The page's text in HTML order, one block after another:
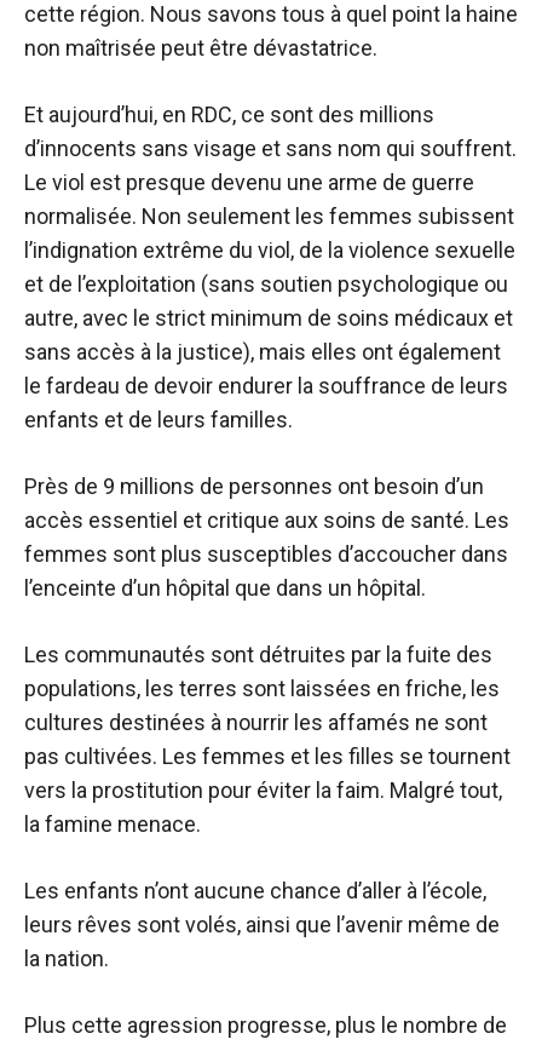
cette région. Nous savons tous à quel point la haine
non maîtrisée peut être dévastatrice.
Et aujourd’hui, en RDC, ce sont des millions
d’innocents sans visage et sans nom qui souffrent.
Le viol est presque devenu une arme de guerre
normalisée. Non seulement les femmes subissent
l’indignation extrême du viol, de la violence sexuelle
et de l’exploitation (sans soutien psychologique ou
autre, avec le strict minimum de soins médicaux et
sans accès à la justice), mais elles ont également
le fardeau de devoir endurer la souffrance de leurs
enfants et de leurs familles.
Près de 9 millions de personnes ont besoin d’un
accès essentiel et critique aux soins de santé. Les
femmes sont plus susceptibles d’accoucher dans
l’enceinte d’un hôpital que dans un hôpital.
Les communautés sont détruites par la fuite des
populations, les terres sont laissées en friche, les
cultures destinées à nourrir les affamés ne sont
pas cultivées. Les femmes et les filles se tournent
vers la prostitution pour éviter la faim. Malgré tout,
la famine menace.
Les enfants n’ont aucune chance d’aller à l’école,
leurs rêves sont volés, ainsi que l’avenir même de
la nation.
Plus cette agression progresse, plus le nombre de